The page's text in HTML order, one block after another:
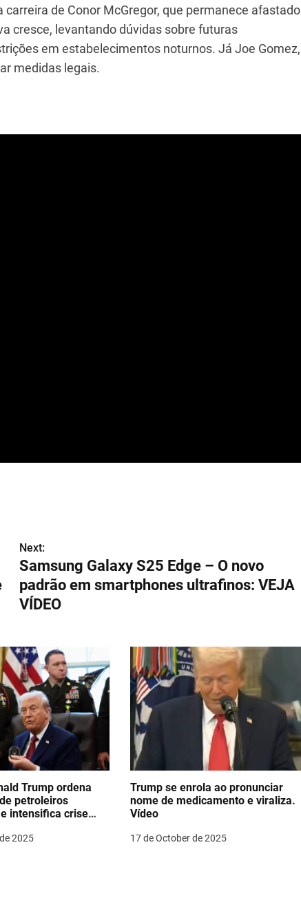
de Conor McGregor, que permanece afastado
cresce, levantando dúvidas sobre futuras
em estabelecimentos noturnos. Já Joe Gomez,
medidas legais.
Next:
Samsung Galaxy S25 Edge – O novo
padrão em smartphones ultrafinos: VEJA
VÍDEO
Trump ordena
petroleiros
intensifica crise
2025
Trump se enrola ao pronunciar
nome de medicamento e viraliza.
Vídeo
17 de October de 2025